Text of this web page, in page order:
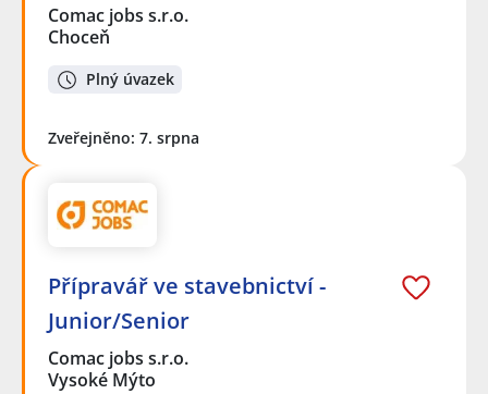
Comac jobs s.r.o.
Choceň
Plný úvazek
Zveřejněno: 7. srpna
Přípravář ve stavebnictví -
Junior/Senior
Comac jobs s.r.o.
Vysoké Mýto